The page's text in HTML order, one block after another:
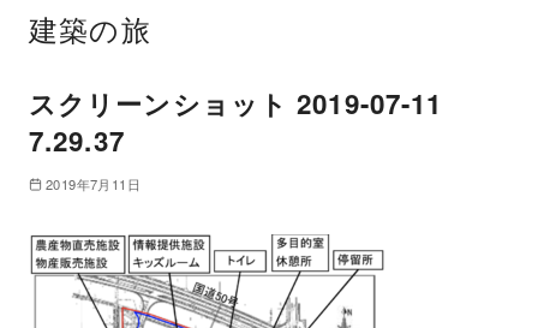
建築の旅
スクリーンショット 2019-07-11
7.29.37
2019年7月11日